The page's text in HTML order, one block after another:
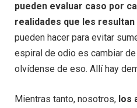
pueden evaluar caso por
realidades que les resultan
pueden hacer para evitar
espiral de odio es cambiar
olvídense de eso. Allí hay
Mientras tanto, nosotros, los